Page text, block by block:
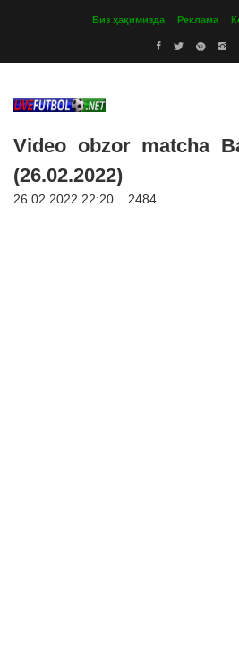
Биз ҳақимизда Реклама
Video obzor matcha
(26.02.2022)
26.02.2022 22:20 2484